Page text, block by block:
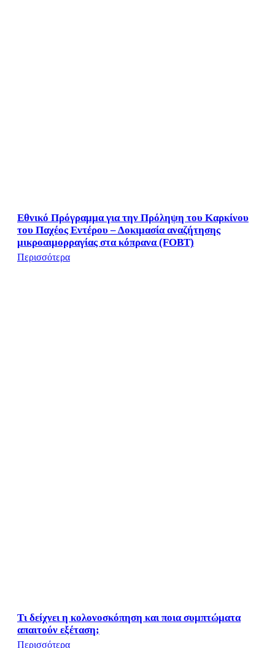
Εθνικό Πρόγραμμα για την Πρόληψη του Καρκίνου
του Παχέος Εντέρου – Δοκιμασία αναζήτησης
μικροαιμορραγίας στα κόπρανα (FOBT)
Περισσότερα
Τι δείχνει η κολονοσκόπηση και ποια συμπτώματα
απαιτούν εξέταση;
Περισσότερα